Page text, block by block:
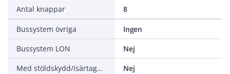
Antal knappar
8
Bussystem övriga
Ingen
Bussystem LON
Nej
Med stöldskydd/isärtagningsskydd
Nej